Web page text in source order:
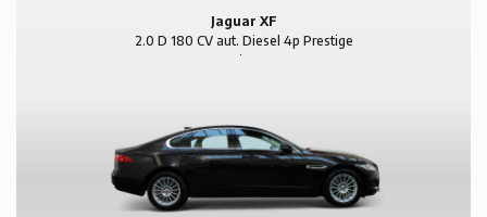
Jaguar XF
2.0 D 180 CV aut. Diesel 4p Prestige
Business